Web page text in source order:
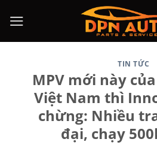
đến
nội
TIN TỨC
MPV mới này
Việt Nam thì
chừng: Nhiều
đại, chạy